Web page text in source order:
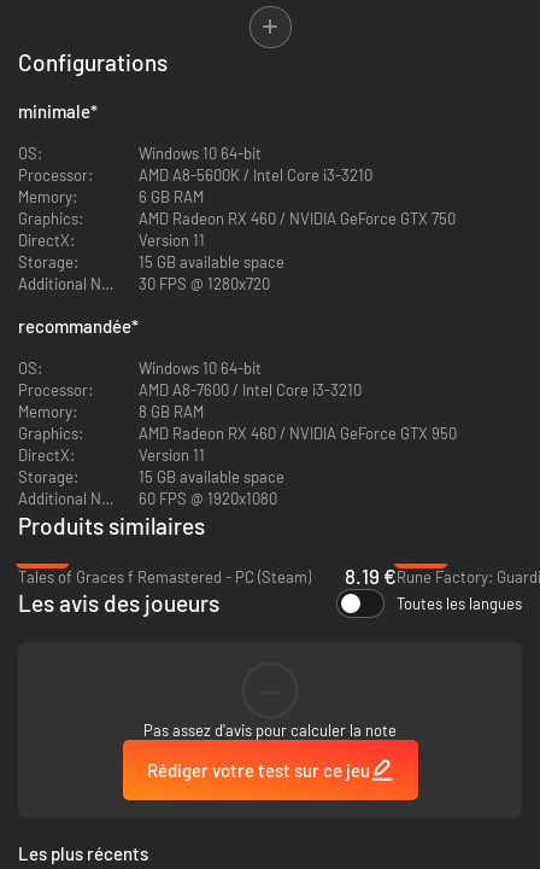
Ensemble de fringues légendaires
・Casque légendaire
Augmente fortement le taux de butin.
・Débardeur légendaire
Augmente fortement l'attaque.
・Short légendaire
Réduit la durée pendant laquelle le porteur est mis à terre.
・Baskets légendaires
Augmente la vitesse de déplacement lors des combats.
・Lecteur audio légendaire
Augmente considérablement les PV.
Ensemble de survie pour le Jeu des Reapers
Maintenez le bouton enfoncé pour lentement restaurer les PV de
l'équipe.
・Fringue : pull à capuche Virupaksa
Augmente fortement les PV.
・CD : Twister (NEO Mix)
Ajoute ce morceau à la liste des musiques du menu principal.
Configurations
minimale*
OS:
Windows 10 64-bit
Processor:
AMD A8-5600K / Intel Core i3-3210
Memory:
6 GB RAM
Graphics:
AMD Radeon RX 460 / NVIDIA GeForce GTX 750
DirectX:
Version 11
Storage:
15 GB available space
Additional Notes:
30 FPS @ 1280x720
recommandée*
OS:
Windows 10 64-bit
Processor:
AMD A8-7600 / Intel Core i3-3210
Memory:
8 GB RAM
Graphics:
AMD Radeon RX 460 / NVIDIA GeForce GTX 950
DirectX:
Version 11
Storage:
15 GB available space
Additional Notes:
60 FPS @ 1920x1080
Produits similaires
Tales of Graces f Remastered - PC (Steam)
8.19 €
Les avis des joueurs Toutes les langues
Pas assez d'avis pour calculer la note
Rédiger votre test sur ce jeu
Les plus récents